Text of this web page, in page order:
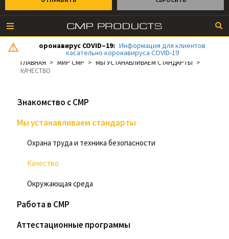
оронавирус COVID–19: Информация для клиентов
касательно коронавируса COVID-19
ГЛАВНАЯ МИР CMP
МЫ УСТАНАВЛИВАЕМ СТАНДАРТЫ
КАЧЕСТВО
Знакомство с CMP
Мы устанавливаем стандарты
Охрана труда и техника безопасности
Качество
Окружающая среда
Работа в CMP
Аттестационные программы